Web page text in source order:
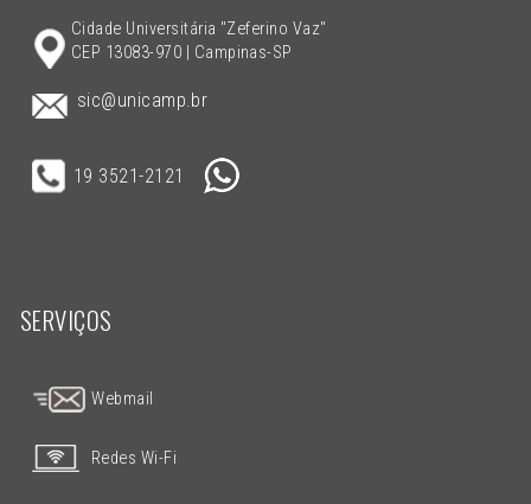
Cidade Universitária "Zeferino Vaz"
CEP 13083-970 | Campinas-SP
sic@unicamp.br
19 3521-2121
SERVIÇOS
Webmail
Redes Wi-Fi